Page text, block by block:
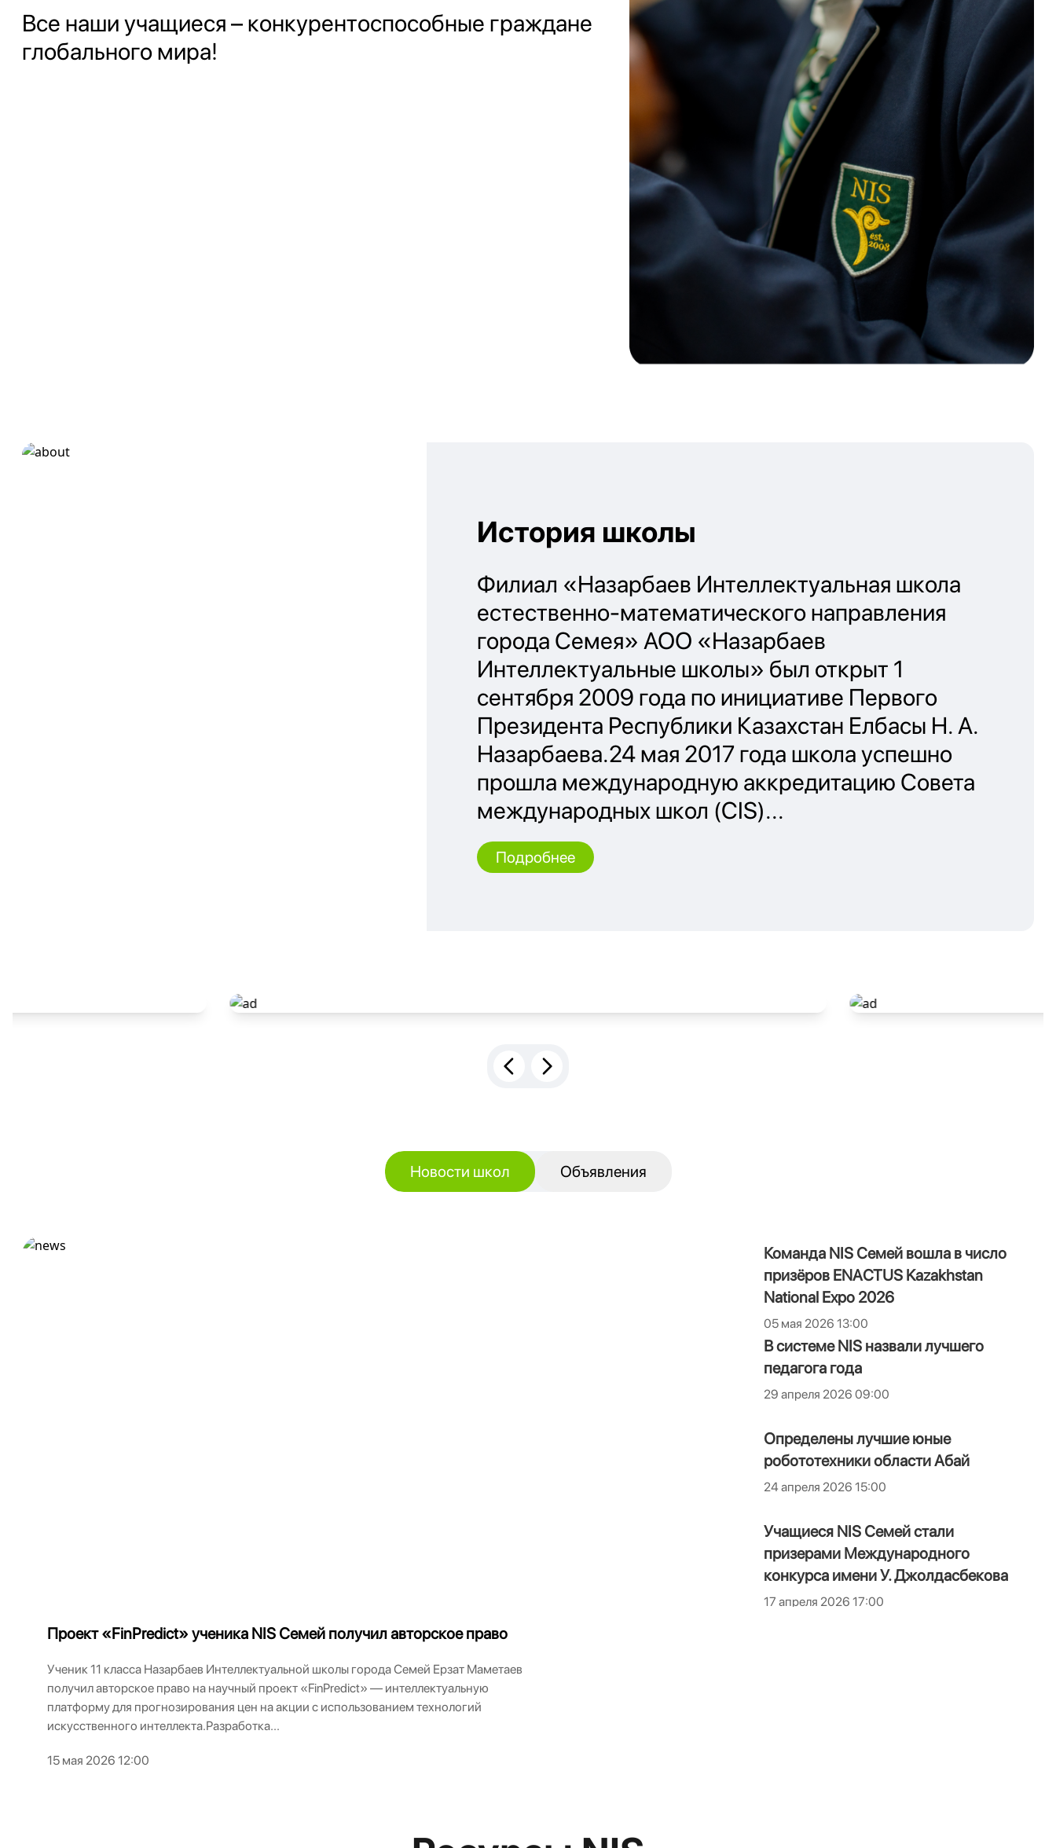
Все наши учащиеся – конкурентоспособные граждане
глобального мира!
История школы
Филиал «Назарбаев Интеллектуальная школа
естественно-математического направления
города Семея» АОО «Назарбаев
Интеллектуальные школы» был открыт 1
сентября 2009 года по инициативе Первого
Президента Республики Казахстан Елбасы Н. А.
Назарбаева.24 мая 2017 года школа успешно
прошла международную аккредитацию Совета
международных школ (CIS)...
Подробнее
Новости школ Объявления
Команда NIS Семей вошла в число
призёров ENACTUS Kazakhstan
National Expo 2026
05 мая 2026 13:00
В системе NIS назвали лучшего
педагога года
29 апреля 2026 09:00
Определены лучшие юные
робототехники области Абай
24 апреля 2026 15:00
Учащиеся NIS Семей стали
призерами Международного
конкурса имени У. Джолдасбекова
17 апреля 2026 17:00
Проект «FinPredict» ученика NIS Семей получил авторское право
Ученик 11 класса Назарбаев Интеллектуальной школы города Семей Ерзат Маметаев
получил авторское право на научный проект «FinPredict» — интеллектуальную
платформу для прогнозирования цен на акции с использованием технологий
искусственного интеллекта.Разработка...
15 мая 2026 12:00